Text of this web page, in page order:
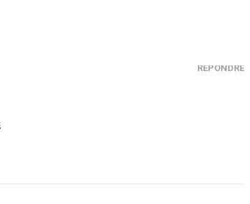
RÉPONDRE